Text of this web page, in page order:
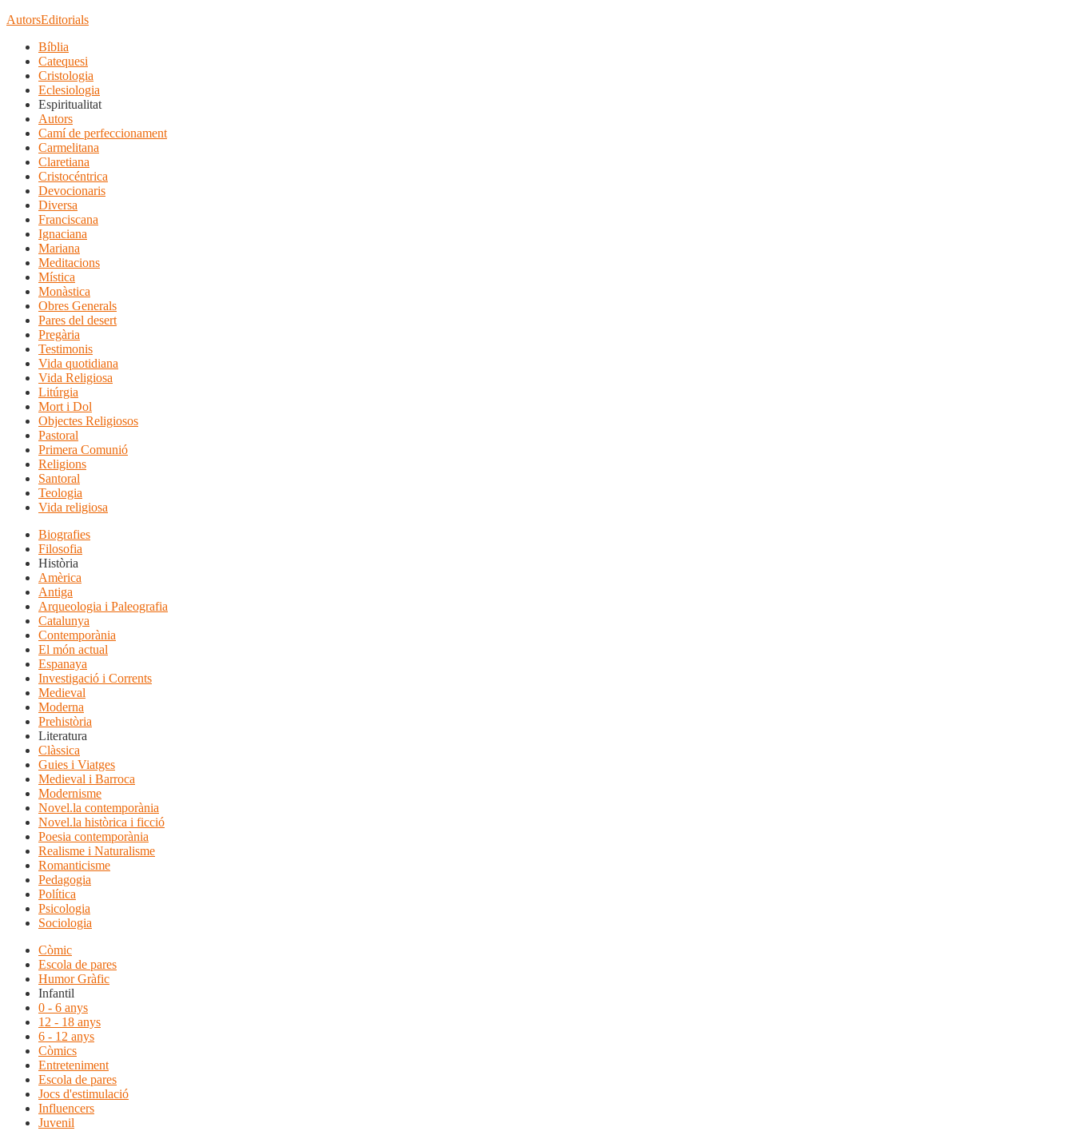
AutorsEditorials
Bíblia
Catequesi
Cristologia
Eclesiologia
Espiritualitat
Autors
Camí de perfeccionament
Carmelitana
Claretiana
Cristocéntrica
Devocionaris
Diversa
Franciscana
Ignaciana
Mariana
Meditacions
Mística
Monàstica
Obres Generals
Pares del desert
Pregària
Testimonis
Vida quotidiana
Vida Religiosa
Litúrgia
Mort i Dol
Objectes Religiosos
Pastoral
Primera Comunió
Religions
Santoral
Teologia
Vida religiosa
Biografies
Filosofia
Història
Amèrica
Antiga
Arqueologia i Paleografia
Catalunya
Contemporània
El món actual
Espanaya
Investigació i Corrents
Medieval
Moderna
Prehistòria
Literatura
Clàssica
Guies i Viatges
Medieval i Barroca
Modernisme
Novel.la contemporània
Novel.la històrica i ficció
Poesia contemporània
Realisme i Naturalisme
Romanticisme
Pedagogia
Política
Psicologia
Sociologia
Còmic
Escola de pares
Humor Gràfic
Infantil
0 - 6 anys
12 - 18 anys
6 - 12 anys
Còmics
Entreteniment
Escola de pares
Jocs d'estimulació
Influencers
Juvenil